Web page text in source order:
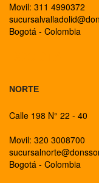
Movil: 311 4990372
Bogotá - Colombia
NORTE
Calle 198 N° 22 - 40
Movil: 320 3008700
Bogotá - Colombia